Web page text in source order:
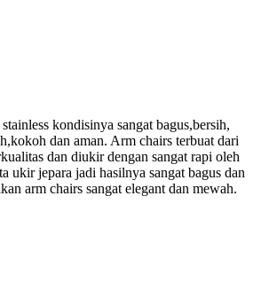
kondisinya sangat bagus,bersih,
dan aman. Arm chairs terbuat dari
dan diukir dengan sangat rapi oleh
ukir jepara jadi hasilnya sangat bagus dan
arm chairs sangat elegant dan mewah.